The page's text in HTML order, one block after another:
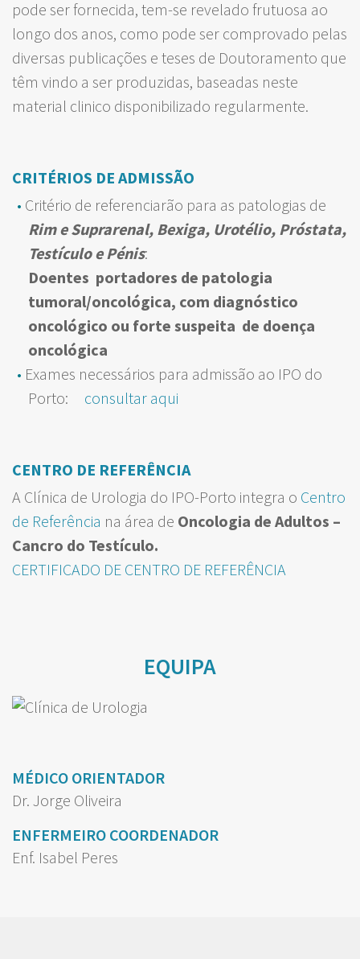
pode ser fornecida, tem-se revelado frutuosa ao
longo dos anos, como pode ser comprovado pelas
diversas publicações e teses de Doutoramento que
têm vindo a ser produzidas, baseadas neste
material clinico disponibilizado regularmente.
CRITÉRIOS DE ADMISSÃO
Critério de referenciarão para as patologias de
Rim e Suprarenal, Bexiga, Urotélio, Próstata,
Testículo e Pénis:
Doentes portadores de patologia
tumoral/oncológica, com diagnóstico
oncológico ou forte suspeita de doença
oncológica
Exames necessários para admissão ao IPO do
Porto:
consultar aqui
CENTRO DE REFERÊNCIA
A Clínica de Urologia do IPO-Porto integra o Centro
de Referência na área de Oncologia de Adultos –
Cancro do Testículo.
CERTIFICADO DE CENTRO DE REFERÊNCIA
EQUIPA
MÉDICO ORIENTADOR
Dr. Jorge Oliveira
ENFERMEIRO COORDENADOR
Enf. Isabel Peres